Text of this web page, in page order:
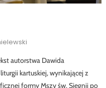
autorstwa Dawida
kartuskiej, wynikającej z
formy Mszy św. Sięgnij po